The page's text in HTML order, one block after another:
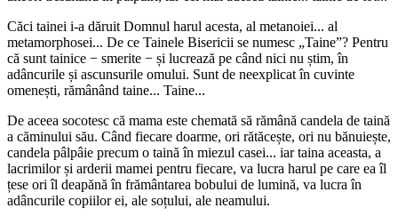
Căci tainei i-a dăruit Domnul harul acesta, al metanoiei... al
metamorphosei... De ce Tainele Bisericii se numesc „Taine”? Pentru
că sunt tainice − smerite − și lucrează pe când nici nu știm, în
adâncurile și ascunsurile omului. Sunt de neexplicat în cuvinte
omenești, rămânând taine... Taine...
De aceea socotesc că mama este chemată să rămână candela de taină
a căminului său. Când fiecare doarme, ori rătăcește, ori nu bănuiește,
candela pâlpâie precum o taină în miezul casei... iar taina aceasta, a
lacrimilor și arderii mamei pentru fiecare, va lucra harul pe care ea îl
țese ori îl deapănă în frământarea bobului de lumină, va lucra în
adâncurile copiilor ei, ale soțului, ale neamului.